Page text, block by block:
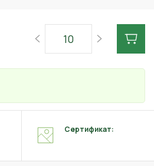
Сертификат: